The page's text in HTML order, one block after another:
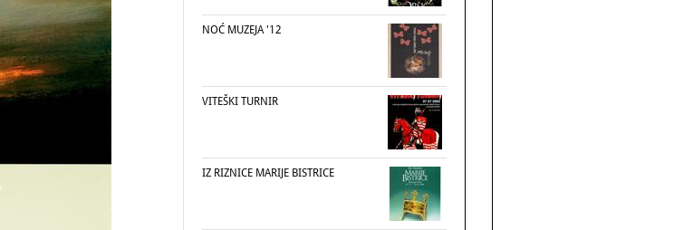
NOĆ MUZEJA '12
VITEŠKI TURNIR
IZ RIZNICE MARIJE BISTRICE